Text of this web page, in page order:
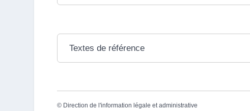
Textes de référence
© Direction de l'information légale et administrative